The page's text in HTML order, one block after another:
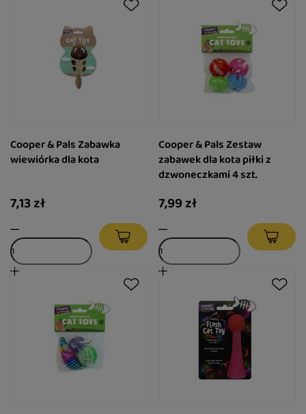
Cooper & Pals Zabawka
wiewiórka dla kota
7,13 zł
Cooper & Pals Zestaw
zabawek dla kota piłki z
dzwoneczkami 4 szt.
7,99 zł